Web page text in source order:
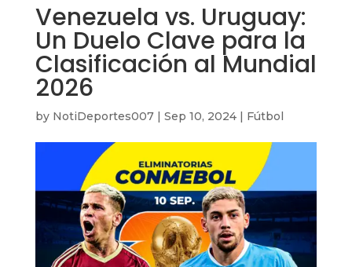
Venezuela vs. Uruguay:
Un Duelo Clave para la
Clasificación al Mundial
2026
by NotiDeportes007| Sep 10, 2024| Fútbol